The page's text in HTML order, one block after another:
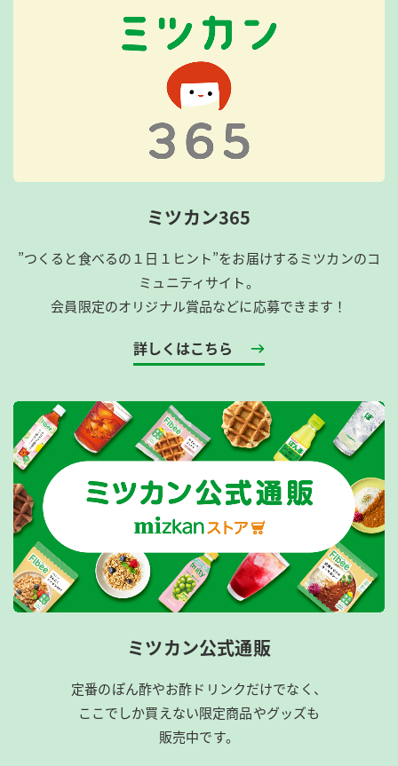
ミツカン365
”つくると食べるの１日１ヒント”をお届けするミツカンのコ
ミュニティサイト。
会員限定のオリジナル賞品などに応募できます！
詳しくはこちら
ミツカン公式通販
定番のぽん酢やお酢ドリンクだけでなく、
ここでしか買えない限定商品やグッズも
販売中です。